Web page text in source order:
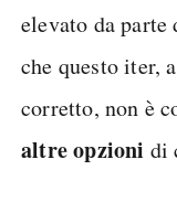
elevato da
che questo iter,
corretto, non è
altre opzioni di